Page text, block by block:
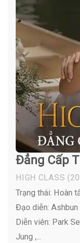
Đẳng Cấp
HIGH CLASS
Trạng thái: Hoàn
Đạo diễn: Ashbun
Diễn viên: Park
Jung ,...